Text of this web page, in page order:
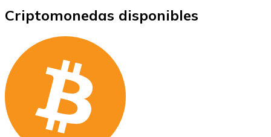
Criptomonedas disponibles